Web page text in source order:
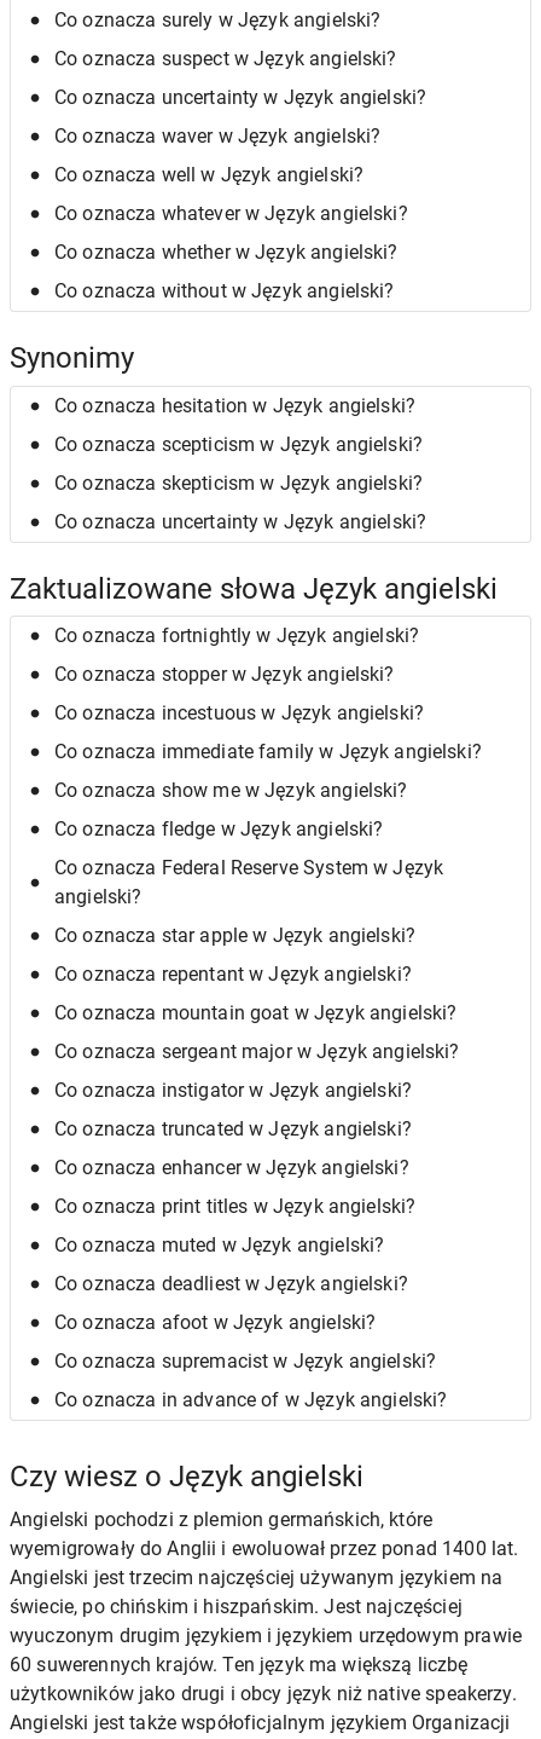
Co oznacza surely w Język angielski?
Co oznacza suspect w Język angielski?
Co oznacza uncertainty w Język angielski?
Co oznacza waver w Język angielski?
Co oznacza well w Język angielski?
Co oznacza whatever w Język angielski?
Co oznacza whether w Język angielski?
Co oznacza without w Język angielski?
Synonimy
Co oznacza hesitation w Język angielski?
Co oznacza scepticism w Język angielski?
Co oznacza skepticism w Język angielski?
Co oznacza uncertainty w Język angielski?
Zaktualizowane słowa Język angielski
Co oznacza fortnightly w Język angielski?
Co oznacza stopper w Język angielski?
Co oznacza incestuous w Język angielski?
Co oznacza immediate family w Język angielski?
Co oznacza show me w Język angielski?
Co oznacza fledge w Język angielski?
Co oznacza Federal Reserve System w Język
angielski?
Co oznacza star apple w Język angielski?
Co oznacza repentant w Język angielski?
Co oznacza mountain goat w Język angielski?
Co oznacza sergeant major w Język angielski?
Co oznacza instigator w Język angielski?
Co oznacza truncated w Język angielski?
Co oznacza enhancer w Język angielski?
Co oznacza print titles w Język angielski?
Co oznacza muted w Język angielski?
Co oznacza deadliest w Język angielski?
Co oznacza afoot w Język angielski?
Co oznacza supremacist w Język angielski?
Co oznacza in advance of w Język angielski?
Czy wiesz o Język angielski
Angielski pochodzi z plemion germańskich, które
wyemigrowały do Anglii i ewoluował przez ponad 1400 lat.
Angielski jest trzecim najczęściej używanym językiem na
świecie, po chińskim i hiszpańskim. Jest najczęściej
wyuczonym drugim językiem i językiem urzędowym prawie
60 suwerennych krajów. Ten język ma większą liczbę
użytkowników jako drugi i obcy język niż native speakerzy.
Angielski jest także współoficjalnym językiem Organizacji